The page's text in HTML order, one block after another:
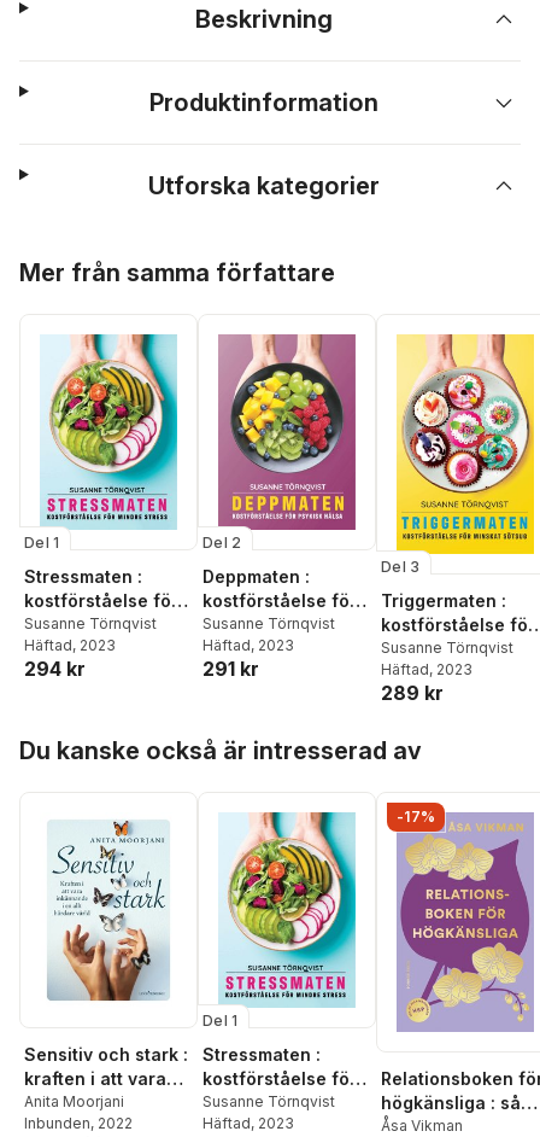
Beskrivning
Produktinformation
Utforska kategorier
Mer från samma författare
Del 1
Stressmaten :
kostförståelse för
mindre stress
Susanne Törnqvist
Häftad, 2023
294 kr
Del 2
Deppmaten :
kostförståelse för
psykisk hälsa
Susanne Törnqvist
Häftad, 2023
291 kr
Del 3
Triggermaten :
kostförståelse för
minskat sötsug
Susanne Törnqvist
Häftad, 2023
289 kr
Du kanske också är intresserad av
Sensitiv och stark :
kraften i att vara
inkännande i en allt
hårdare värld
Anita Moorjani
Inbunden, 2022
Del 1
Stressmaten :
kostförståelse för
mindre stress
Susanne Törnqvist
Häftad, 2023
-17%
Relationsboken
högkänsliga : så
får du som
Åsa Vikman